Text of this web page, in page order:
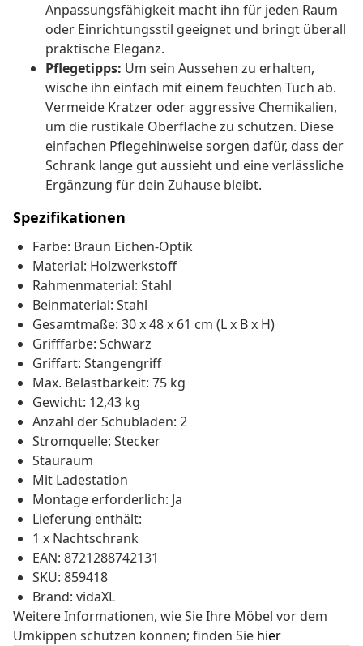
Anpassungsfähigkeit macht ihn für jeden Raum
oder Einrichtungsstil geeignet und bringt überall
praktische Eleganz.
Pflegetipps: Um sein Aussehen zu erhalten,
wische ihn einfach mit einem feuchten Tuch ab.
Vermeide Kratzer oder aggressive Chemikalien,
um die rustikale Oberfläche zu schützen. Diese
einfachen Pflegehinweise sorgen dafür, dass der
Schrank lange gut aussieht und eine verlässliche
Ergänzung für dein Zuhause bleibt.
Spezifikationen
Farbe: Braun Eichen-Optik
Material: Holzwerkstoff
Rahmenmaterial: Stahl
Beinmaterial: Stahl
Gesamtmaße: 30 x 48 x 61 cm (L x B x H)
Grifffarbe: Schwarz
Griffart: Stangengriff
Max. Belastbarkeit: 75 kg
Gewicht: 12,43 kg
Anzahl der Schubladen: 2
Stromquelle: Stecker
Stauraum
Mit Ladestation
Montage erforderlich: Ja
Lieferung enthält:
1 x Nachtschrank
EAN: 8721288742131
SKU: 859418
Brand: vidaXL
Weitere Informationen, wie Sie Ihre Möbel vor dem
Umkippen schützen können; finden Sie hier